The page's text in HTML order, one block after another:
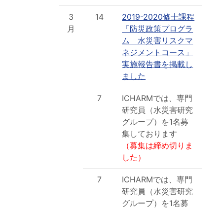
3
月
14
2019-2020修士課程
「防災政策プログラ
ム 水災害リスクマ
ネジメントコース」
実施報告書を掲載し
ました
7
ICHARMでは、専門
研究員（水災害研究
グループ）を1名募
集しております
（募集は締め切りま
した）
7
ICHARMでは、専門
研究員（水災害研究
グループ）を1名募